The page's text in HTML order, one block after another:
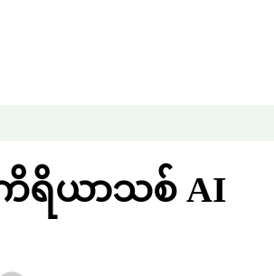
ရိယာသစ် AI